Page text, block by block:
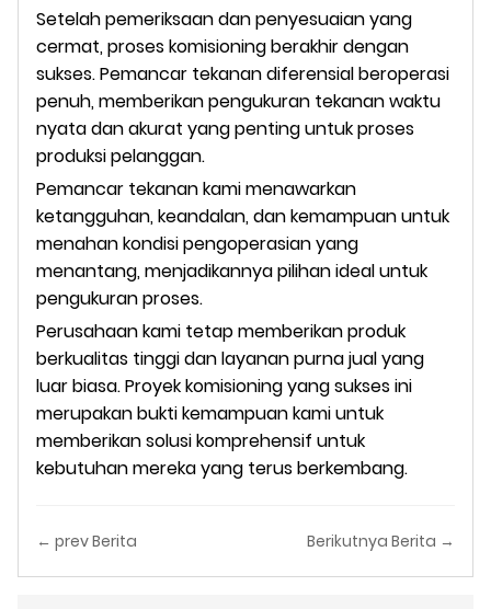
Setelah pemeriksaan dan penyesuaian yang
cermat, proses komisioning berakhir dengan
sukses. Pemancar tekanan diferensial beroperasi
penuh, memberikan pengukuran tekanan waktu
nyata dan akurat yang penting untuk proses
produksi pelanggan.
Pemancar tekanan kami menawarkan
ketangguhan, keandalan, dan kemampuan untuk
menahan kondisi pengoperasian yang
menantang, menjadikannya pilihan ideal untuk
pengukuran proses.
Perusahaan kami tetap memberikan produk
berkualitas tinggi dan layanan purna jual yang
luar biasa. Proyek komisioning yang sukses ini
merupakan bukti kemampuan kami untuk
memberikan solusi komprehensif untuk
kebutuhan mereka yang terus berkembang.
← prev Berita Berikutnya Berita →